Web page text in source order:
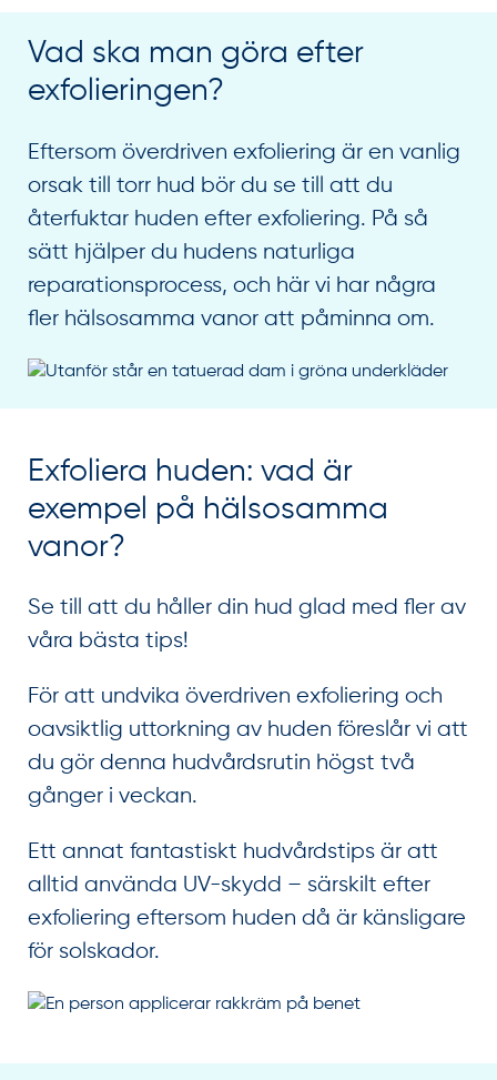
Vad ska man göra efter
exfolieringen?
Eftersom överdriven exfoliering är en vanlig
orsak till torr hud bör du se till att du
återfuktar huden efter exfoliering. På så
sätt hjälper du hudens naturliga
reparationsprocess, och här vi har några
fler hälsosamma vanor att påminna om.
Exfoliera huden: vad är
exempel på hälsosamma
vanor?
Se till att du håller din hud glad med fler av
våra bästa tips!
För att undvika överdriven exfoliering och
oavsiktlig uttorkning av huden föreslår vi att
du gör denna hudvårdsrutin högst två
gånger i veckan.
Ett annat fantastiskt hudvårdstips är att
alltid använda UV-skydd – särskilt efter
exfoliering eftersom huden då är känsligare
för solskador.